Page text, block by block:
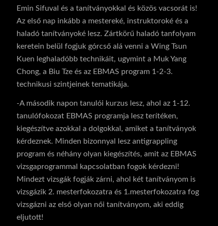
Emin Sifuval és a tanítványokkal és közös vacsorát is!
Az első nap inkább a mestereké, instruktoroké és a
haladó tanítványoké lesz. Zártkörű haladó tanfolyam
keretein belül fogjuk górcső alá venni a Wing Tsun
Kuen leghaladóbb technikáit, ugymint a Muk Yang
Chong, a Biu Tze és az EBMAS program 1-2-3.
technikusi szintjeinek tematikája.
-A második napon tanulói kurzus lesz, ahol az 1-12.
tanulófokozat EBMAS programja lesz terítéken,
kiegészítve azokkal a dolgokkal, amiket a tanítványok
kérdeznek. Minden bizonnyal lesz antigrappling
program és néhány olyan kiegészítés, amit az EBMAS
vizsgaprogrammal kapcsolatban fogok kérdezni!
Mindezt vizsgák fogják zárni, ahol két tanítványom is
vizsgázik 2. mesterfokozatra és 1.mesterfokozatra fog
vizsgázni az első olyan női tanítványom, aki eddig
eljutott!